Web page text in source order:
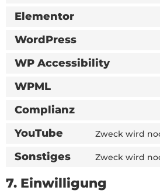
Elementor
WordPress
WP Accessibility
WPML
Complianz
YouTube Zweck wird
Sonstiges Zweck wird
7. Einwilligung